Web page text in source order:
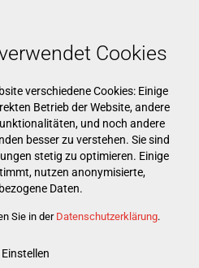
& IRRIGATION›
Cookies
verschiedene Cookies: Einige
Betrieb der Website, andere
und noch andere
besser zu verstehen. Sie sind
stetig zu optimieren. Einige
nutzen anonymisierte,
Daten.
Sie in der Datenschutzerklärung.
Einstellen